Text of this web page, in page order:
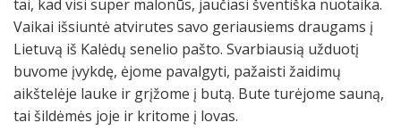
tai, kad visi super malonūs, jaučiasi šventiška nuotaika.
Vaikai išsiuntė atvirutes savo geriausiems draugams į
Lietuvą iš Kalėdų senelio pašto. Svarbiausią užduotį
buvome įvykdę, ėjome pavalgyti, pažaisti žaidimų
aikštelėje lauke ir grįžome į butą. Bute turėjome sauną,
tai šildėmės joje ir kritome į lovas.